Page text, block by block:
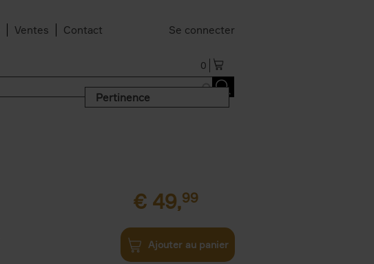
Ventes Contact Se connecter
0
Pertinence
€ 49,99
Ajouter au panier